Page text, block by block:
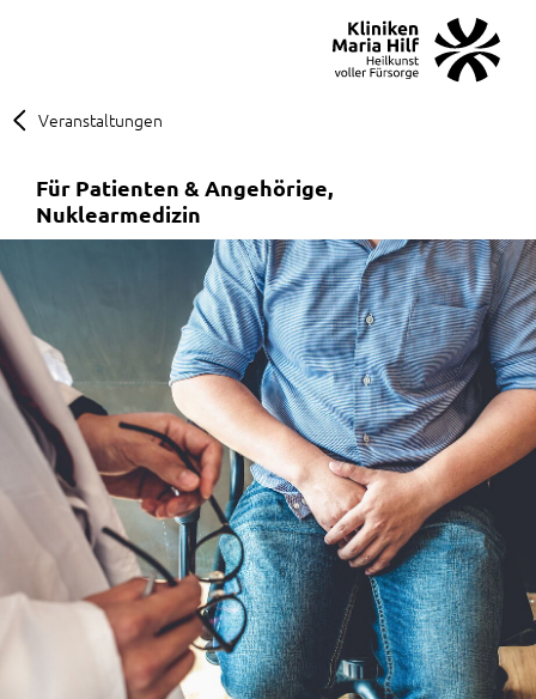
Veranstaltungen
Für Patienten & Angehörige
Nuklearmedizin